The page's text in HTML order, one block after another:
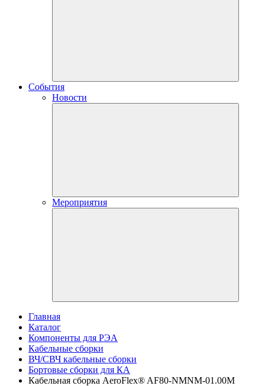
События
Новости
Мероприятия
Главная
Каталог
Компоненты для РЭА
Кабельные сборки
ВЧ/СВЧ кабельные сборки
Бортовые сборки для КА
Кабельная сборка AeroFlex® AF80-NMNM-01.00M